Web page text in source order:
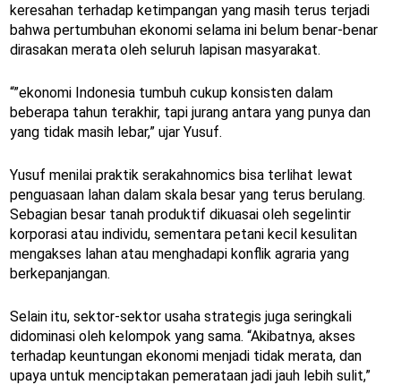
keresahan terhadap ketimpangan yang masih terus terjadi
bahwa pertumbuhan ekonomi selama ini belum benar-benar
dirasakan merata oleh seluruh lapisan masyarakat.
“”ekonomi Indonesia tumbuh cukup konsisten dalam
beberapa tahun terakhir, tapi jurang antara yang punya dan
yang tidak masih lebar,” ujar Yusuf.
Yusuf menilai praktik serakahnomics bisa terlihat lewat
penguasaan lahan dalam skala besar yang terus berulang.
Sebagian besar tanah produktif dikuasai oleh segelintir
korporasi atau individu, sementara petani kecil kesulitan
mengakses lahan atau menghadapi konflik agraria yang
berkepanjangan.
Selain itu, sektor-sektor usaha strategis juga seringkali
didominasi oleh kelompok yang sama. “Akibatnya, akses
terhadap keuntungan ekonomi menjadi tidak merata, dan
upaya untuk menciptakan pemerataan jadi jauh lebih sulit,”